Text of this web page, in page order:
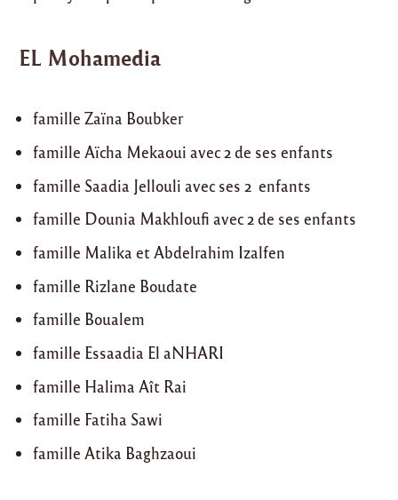
EL Mohamedia
famille Zaïna Boubker
famille Aïcha Mekaoui avec 2 de ses enfants
famille Saadia Jellouli avec ses 2 enfants
famille Dounia Makhloufi avec 2 de ses enfants
famille Malika et Abdelrahim Izalfen
famille Rizlane Boudate
famille Boualem
famille Essaadia El aNHARI
famille Halima Aît Rai
famille Fatiha Sawi
famille Atika Baghzaoui